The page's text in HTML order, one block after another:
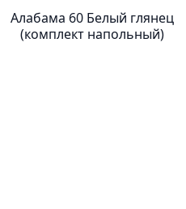
Алабама 60 Белый глянец
(комплект напольный)